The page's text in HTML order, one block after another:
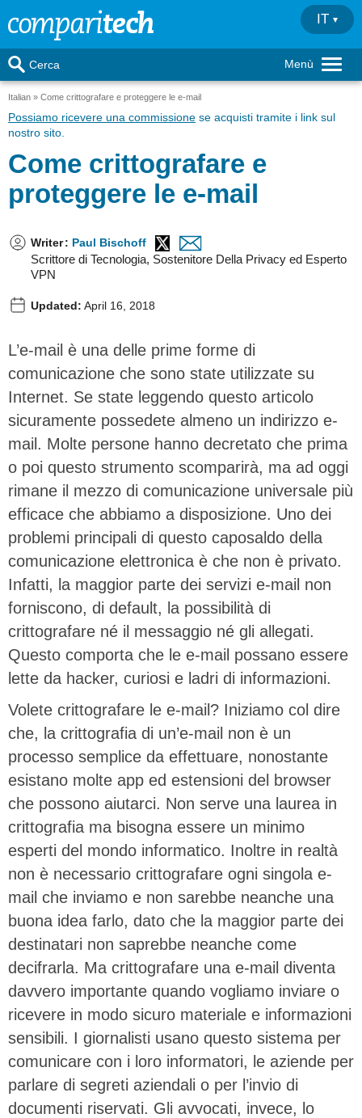
Menù
Cerca
IT
Italian Come crittografare e proteggere le e-mail
Possiamo ricevere una commissione se acquisti tramite i link sul
nostro sito.
Come crittografare e
proteggere le e-mail
Writer: Paul Bischoff
Scrittore di Tecnologia, Sostenitore Della Privacy ed Esperto
VPN
Updated: April 16, 2018
L’e-mail è una delle prime forme di
comunicazione che sono state utilizzate su
Internet. Se state leggendo questo articolo
sicuramente possedete almeno un indirizzo e-
mail. Molte persone hanno decretato che prima
o poi questo strumento scomparirà, ma ad oggi
rimane il mezzo di comunicazione universale più
efficace che abbiamo a disposizione. Uno dei
problemi principali di questo caposaldo della
comunicazione elettronica è che non è privato.
Infatti, la maggior parte dei servizi e-mail non
forniscono, di default, la possibilità di
crittografare né il messaggio né gli allegati.
Questo comporta che le e-mail possano essere
lette da hacker, curiosi e ladri di informazioni.
Volete crittografare le e-mail? Iniziamo col dire
che, la crittografia di un’e-mail non è un
processo semplice da effettuare, nonostante
esistano molte app ed estensioni del browser
che possono aiutarci. Non serve una laurea in
crittografia ma bisogna essere un minimo
esperti del mondo informatico. Inoltre in realtà
non è necessario crittografare ogni singola e-
mail che inviamo e non sarebbe neanche una
buona idea farlo, dato che la maggior parte dei
destinatari non saprebbe neanche come
decifrarla. Ma crittografare una e-mail diventa
davvero importante quando vogliamo inviare o
ricevere in modo sicuro materiale e informazioni
sensibili. I giornalisti usano questo sistema per
comunicare con i loro informatori, le aziende per
parlare di segreti aziendali o per l’invio di
documenti riservati. Gli avvocati, invece, lo